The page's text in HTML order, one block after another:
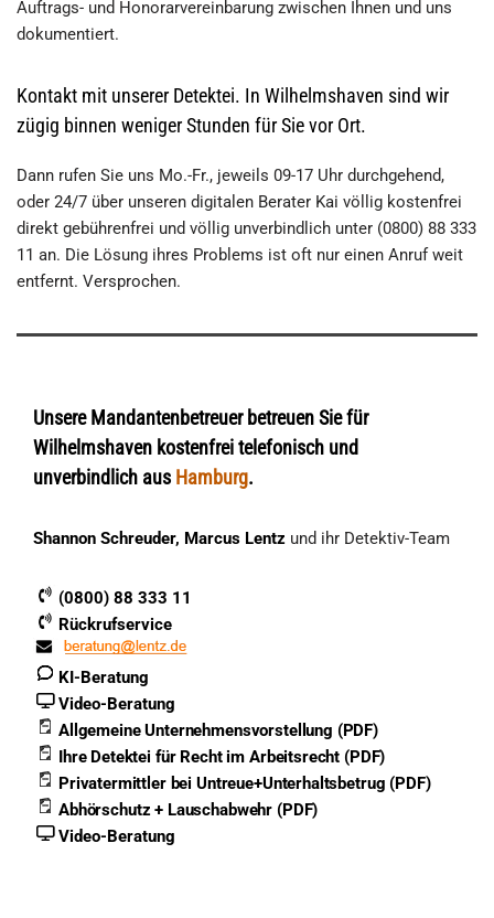
Auftrags- und Honorarvereinbarung zwischen Ihnen und uns
dokumentiert.
Kontakt mit unserer Detektei. In Wilhelmshaven sind wir
zügig binnen weniger Stunden für Sie vor Ort.
Dann rufen Sie uns Mo.-Fr., jeweils 09-17 Uhr durchgehend,
oder 24/7 über unseren digitalen Berater Kai völlig kostenfrei
direkt gebührenfrei und völlig unverbindlich unter (0800) 88 333
11 an. Die Lösung ihres Problems ist oft nur einen Anruf weit
entfernt. Versprochen.
Unsere Mandantenbetreuer betreuen Sie für
Wilhelmshaven kostenfrei telefonisch und
unverbindlich aus Hamburg.
Shannon Schreuder, Marcus Lentz und ihr Detektiv-Team
(0800) 88 333 11
Rückrufservice
KI-Beratung
Video-Beratung
Allgemeine Unternehmensvorstellung (PDF)
Ihre Detektei für Recht im Arbeitsrecht (PDF)
Privatermittler bei Untreue+Unterhaltsbetrug (PDF)
Abhörschutz + Lauschabwehr (PDF)
Video-Beratung